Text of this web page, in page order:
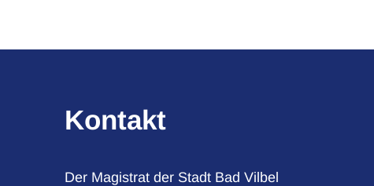
Kontakt
Der Magistrat der Stadt Bad Vilbel